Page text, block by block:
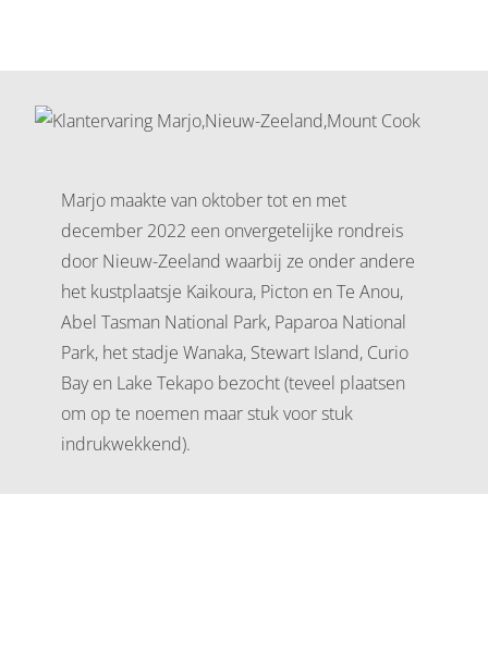
Marjo maakte van oktober tot en met
december 2022 een onvergetelijke rondreis
door Nieuw-Zeeland waarbij ze onder andere
het kustplaatsje Kaikoura, Picton en Te Anou,
Abel Tasman National Park, Paparoa National
Park, het stadje Wanaka, Stewart Island, Curio
Bay en Lake Tekapo bezocht (teveel plaatsen
om op te noemen maar stuk voor stuk
indrukwekkend).